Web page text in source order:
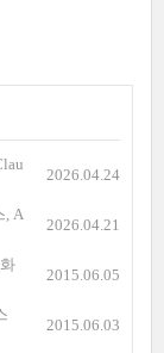
2026.04.24
, A
2026.04.21
2015.06.05
2015.06.03